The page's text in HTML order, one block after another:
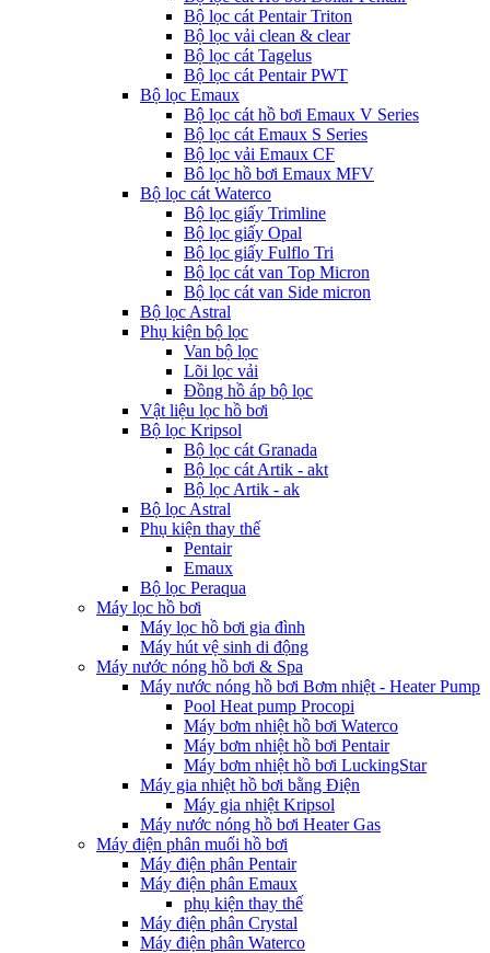
Bộ lọc cát Pentair Triton
Bộ lọc vải clean & clear
Bộ lọc cát Tagelus
Bộ lọc cát Pentair PWT
Bộ lọc Emaux
Bộ lọc cát hồ bơi Emaux V Series
Bộ lọc cát Emaux S Series
Bộ lọc vải Emaux CF
Bô lọc hồ bơi Emaux MFV
Bộ lọc cát Waterco
Bộ lọc giấy Trimline
Bộ lọc giấy Opal
Bộ lọc giấy Fulflo Tri
Bộ lọc cát van Top Micron
Bộ lọc cát van Side micron
Bộ lọc Astral
Phụ kiện bộ lọc
Van bộ lọc
Lõi lọc vải
Đồng hồ áp bộ lọc
Vật liệu lọc hồ bơi
Bộ lọc Kripsol
Bộ lọc cát Granada
Bộ lọc cát Artik - akt
Bộ lọc Artik - ak
Bộ lọc Astral
Phụ kiện thay thế
Pentair
Emaux
Bộ lọc Peraqua
Máy lọc hồ bơi
Máy lọc hồ bơi gia đình
Máy hút vệ sinh di động
Máy nước nóng hồ bơi & Spa
Máy nước nóng hồ bơi Bơm nhiệt - Heater Pump
Pool Heat pump Procopi
Máy bơm nhiệt hồ bơi Waterco
Máy bơm nhiệt hồ bơi Pentair
Máy bơm nhiệt hồ bơi LuckingStar
Máy gia nhiệt hồ bơi bằng Điện
Máy gia nhiệt Kripsol
Máy nước nóng hồ bơi Heater Gas
Máy điện phân muối hồ bơi
Máy điện phân Pentair
Máy điện phân Emaux
phụ kiện thay thế
Máy điện phân Crystal
Máy điện phân Waterco